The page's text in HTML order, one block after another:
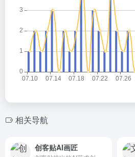
相关导航
创客贴AI画匠